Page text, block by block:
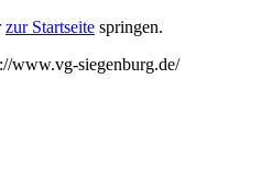
zur Startseite springen.
www.vg-siegenburg.de/